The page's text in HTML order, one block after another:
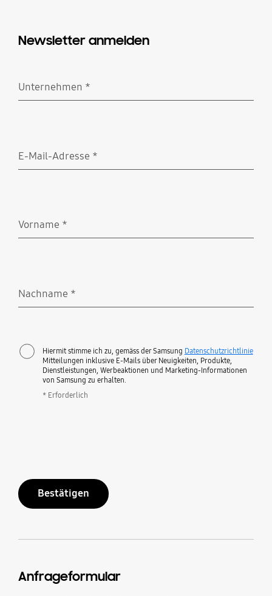
Newsletter anmelden
Unternehmen *
E-Mail-Adresse *
Vorname *
Nachname *
Hiermit stimme ich zu, gemäss der Samsung Datenschutzrichtlinie
Mitteilungen inklusive E-Mails über Neuigkeiten, Produkte,
Dienstleistungen, Werbeaktionen und Marketing-Informationen
von Samsung zu erhalten.
* Erforderlich
Bestätigen
Anfrageformular